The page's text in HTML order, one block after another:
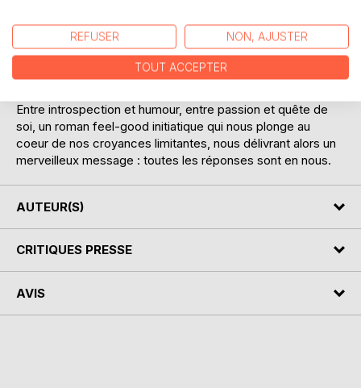
vous confronter à vos propres failles.
Là bas, elle retrouvera son premier amour, les chevaux, et
fera la connaissance de gens qui changeront à tout jamais
sa vision des choses et avant tout d'elle-même.
Entre introspection et humour, entre passion et quête de
soi, un roman feel-good initiatique qui nous plonge au
coeur de nos croyances limitantes, nous délivrant alors un
merveilleux message : toutes les réponses sont en nous.
AUTEUR(S)
CRITIQUES PRESSE
AVIS
REFUSER NON, AJUSTER
TOUT ACCEPTER